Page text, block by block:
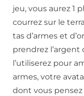
jeu, vous aurez 1
courrez sur le
tas d’armes et
prendrez l’argent
l’utiliserez pour
armes, votre
dont vous pensez